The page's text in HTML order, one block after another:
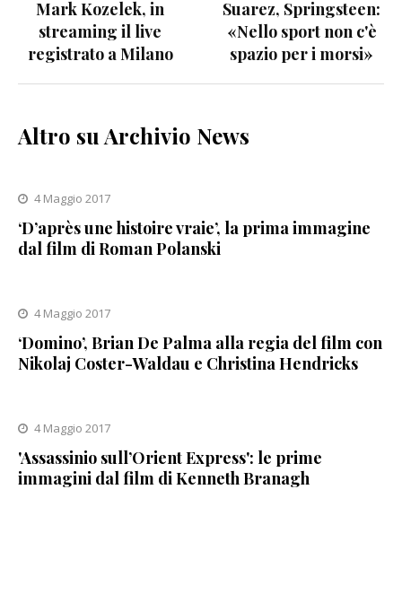
articoli
Mark Kozelek, in
streaming il live
registrato a Milano
Suarez, Springsteen:
«Nello sport non c'è
spazio per i morsi»
Altro su Archivio News
4 Maggio 2017
‘D’après une histoire vraie’, la prima immagine
dal film di Roman Polanski
4 Maggio 2017
‘Domino’, Brian De Palma alla regia del film con
Nikolaj Coster-Waldau e Christina Hendricks
4 Maggio 2017
'Assassinio sull’Orient Express': le prime
immagini dal film di Kenneth Branagh